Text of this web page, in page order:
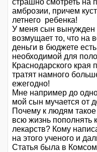
страшно смотреть на
амброзии, причем
летнего ребенка!
У меня сын вынужден
возмущает то, что на
деньги в бюджете
необходимой для
Краснодарского края
тратят намного
ежегодно!
Мне например до
мой сын мучается от
Почему к людям
всю жизнь пополнять
лекарств? Кому
на этого ученого и
Статья была в